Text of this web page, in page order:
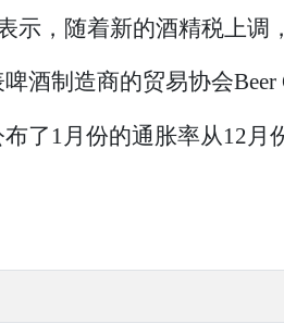
示，随着新的酒精税上
酒制造商的贸易协会
了1月份的通胀率从12